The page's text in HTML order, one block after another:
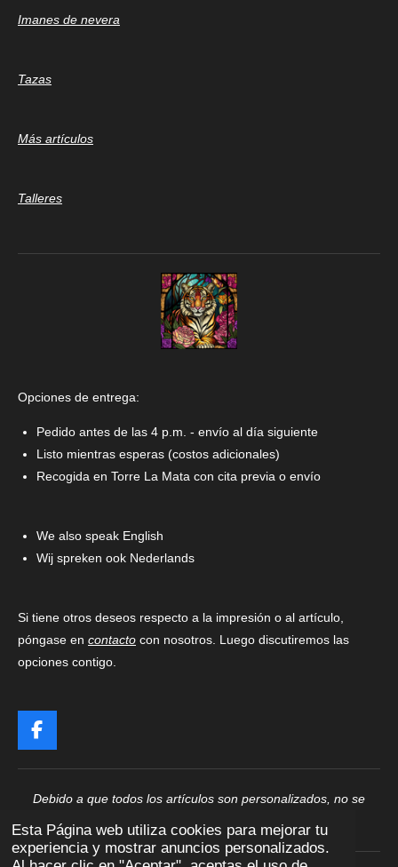
Esta Página web utiliza cookies para mejorar tu
experiencia y mostrar anuncios personalizados.
Imanes de nevera
Tazas
Más artículos
Talleres
Opciones de entrega:
Pedido antes de las 4 p.m. - envío al día siguiente
Listo mientras esperas (costos adicionales)
Recogida en Torre La Mata con cita previa o envío
We also speak English
Wij spreken ook Nederlands
Si tiene otros deseos respecto a la impresión o al artículo,
póngase en contacto con nosotros. Luego discutiremos las
opciones contigo.
F
a
c
e
b
o
o
k
Debido a que todos los artículos son personalizados, no se